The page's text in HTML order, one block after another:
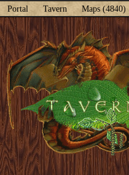
Portal Tavern Maps (4840)